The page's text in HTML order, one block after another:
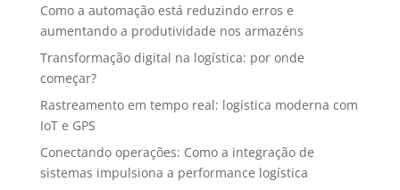
Como a automação está reduzindo erros e
aumentando a produtividade nos armazéns
Transformação digital na logística: por onde
começar?
Rastreamento em tempo real: logística moderna com
IoT e GPS
Conectando operações: Como a integração de
sistemas impulsiona a performance logística